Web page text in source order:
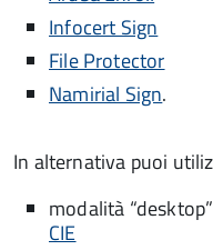
Infocert Sign
File Protector
Namirial Sign.
In alternativa puoi
modalità
CIE